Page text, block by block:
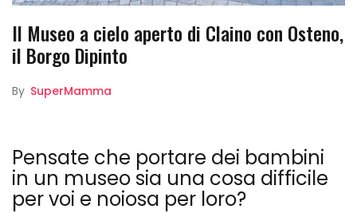
Il Museo a cielo aperto di Claino con Osteno,
il Borgo Dipinto
By SuperMamma
Pensate che portare dei bambini
in un museo sia una cosa difficile
per voi e noiosa per loro?